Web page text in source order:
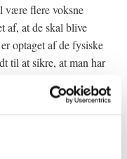
være flere voksne
af, at de skal blive
optaget af de fysiske
til at sikre, at man har
hvorfor er I løbet fra